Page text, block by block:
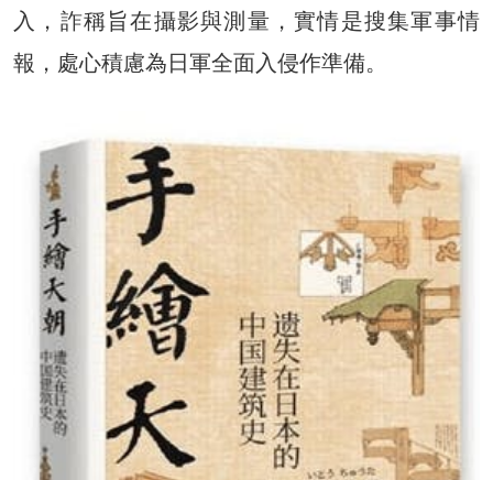
入，詐稱旨在攝影與測量，實情是搜集軍事情
報，處心積慮為日軍全面入侵作準備。